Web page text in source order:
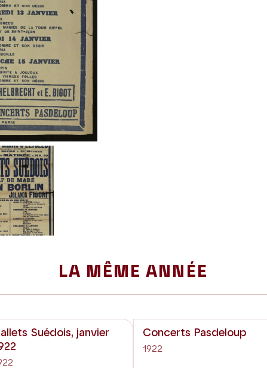
LA MÊME ANNÉE
Suédois, janvier
Concerts Pasdeloup
1922